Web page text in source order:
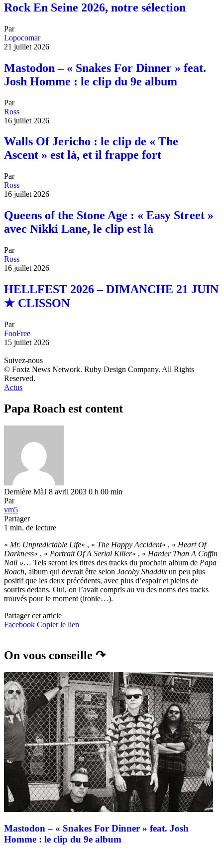
Rock En Seine 2026, notre sélection
Par
Lopocomar
21 juillet 2026
Mastodon – « Snakes For Dinner » feat.
Josh Homme : le clip du 9e album
Par
Ross
16 juillet 2026
Walls Of Jericho : le clip de « The
Ascent » est là, et il frappe fort
Par
Ross
16 juillet 2026
Queens of the Stone Age : « Easy Street »
avec Nikki Lane, le clip est là
Par
Ross
16 juillet 2026
HELLFEST 2026 – DIMANCHE 21 JUIN
★ CLISSON
Par
FooFree
15 juillet 2026
Suivez-nous
© Foxiz News Network. Ruby Design Company. All Rights
Reserved.
Actus
Papa Roach est content
Dernière MàJ 8 avril 2003 0 h 00 min
Par
vm5
Partager
1 min. de lecture
« Mr. Unpredictable Life« , « The Happy Accident« , « Heart Of
Darkness« , « Portrait Of A Serial Killer« , « Harder Than A Coffin
Nail »… Tels seront les titres des tracks du prochain album de Papa
Roach, album qui devrait être selon Jacoby Shaddix un peu plus
positif que les deux précédents, avec plus d’espoir et pleins de
sourirs dedans. Oui, on l’avait compris au vu des noms des tracks
trouvés pour le moment (ironie…).
Partager cet article
Facebook Copier le lien
On vous conseille ↷
Mastodon – « Snakes For Dinner » feat. Josh
Homme : le clip du 9e album